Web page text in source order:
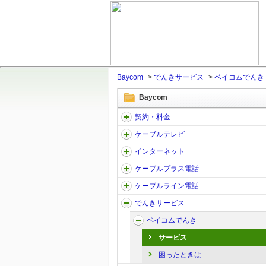
Baycom > でんきサービス > ベイコムでんき
Baycom
契約・料金
ケーブルテレビ
インターネット
ケーブルプラス電話
ケーブルライン電話
でんきサービス
ベイコムでんき
サービス
困ったときは